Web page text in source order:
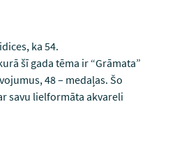
ka 54.
šī gada tēma ir “Grāmata”
48 – medaļas. Šo
savu lielformāta akvareli